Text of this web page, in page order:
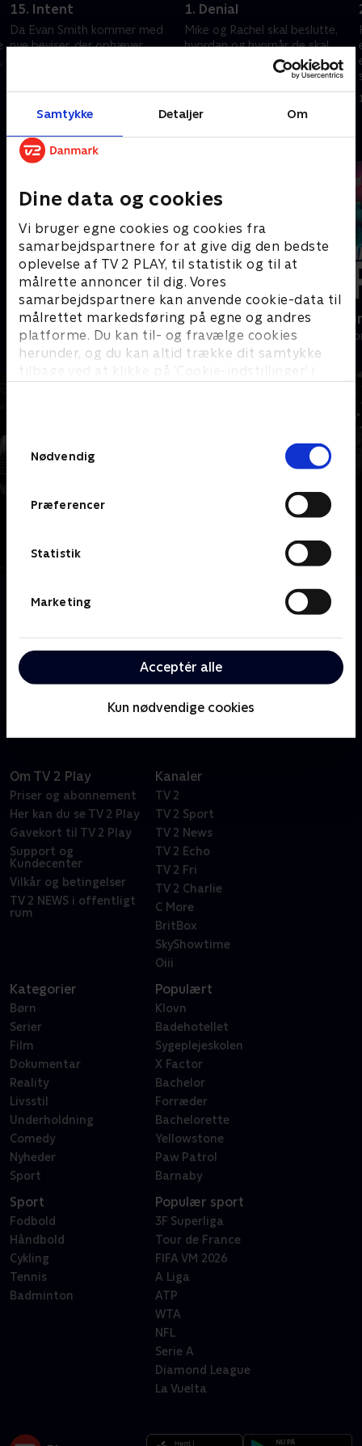
Samtykke Detaljer Om
Dine data og cookies
Vi bruger egne cookies og cookies fra
samarbejdspartnere for at give dig den bedste
oplevelse af TV 2 PLAY, til statistik og til at
målrette annoncer til dig. Vores
samarbejdspartnere kan anvende cookie-data til
målrettet markedsføring på egne og andres
platforme. Du kan til- og fravælge cookies
herunder, og du kan altid trække dit samtykke
tilbage ved at klikke på ’Cookie-indstillinger’ i
Nødvendig
Præferencer
Statistik
Marketing
Acceptér alle
Kun nødvendige cookies
15. Intent
Da Evan Smith kommer med
nye beviser, der ophæver
sig for at redde sagen.
1. Denial
Mike og Rachel skal beslutte,
hvordan og hvornår de skal
dele deres store nyhed, mens
Donna forsøger at vænne sig
til at arbejde for Louis.
Andre så også
Bjergets helte
Drama • 15 sæsoner
Happy
Drama • 1
Om Suits
Dyk ned i den tempofyldte verden i et af Manhattans
Harvey Specter tager et risikabelt skridt ved at
ansætte Mike Ross, en genial, men umotiveret
Om TV 2 Play
Priser og abonnement
Her kan du se TV 2 Play
Gavekort til TV 2 Play
Support og
Kundecenter
Vilkår og betingelser
TV 2 NEWS i offentligt
rum
Kanaler
TV 2
TV 2 Sport
TV 2 News
TV 2 Echo
TV 2 Fri
TV 2 Charlie
C More
BritBox
SkyShowtime
Oiii
Kategorier
Børn
Serier
Film
Dokumentar
Reality
Livsstil
Underholdning
Comedy
Nyheder
Sport
Populært
Klovn
Badehotellet
Sygeplejeskolen
X Factor
Bachelor
Forræder
Bachelorette
Yellowstone
Paw Patrol
Barnaby
Sport
Fodbold
Håndbold
Cykling
Tennis
Badminton
Populær sport
3F Superliga
Tour de France
FIFA VM 2026
A Liga
ATP
WTA
NFL
Serie A
Diamond League
La Vuelta